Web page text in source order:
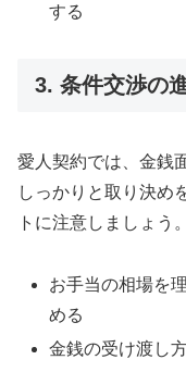
する
3. 条件交渉の
愛人契約では、金銭
しっかりと取り決め
トに注意しましょう。
お手当の相場を
める
金銭の受け渡し